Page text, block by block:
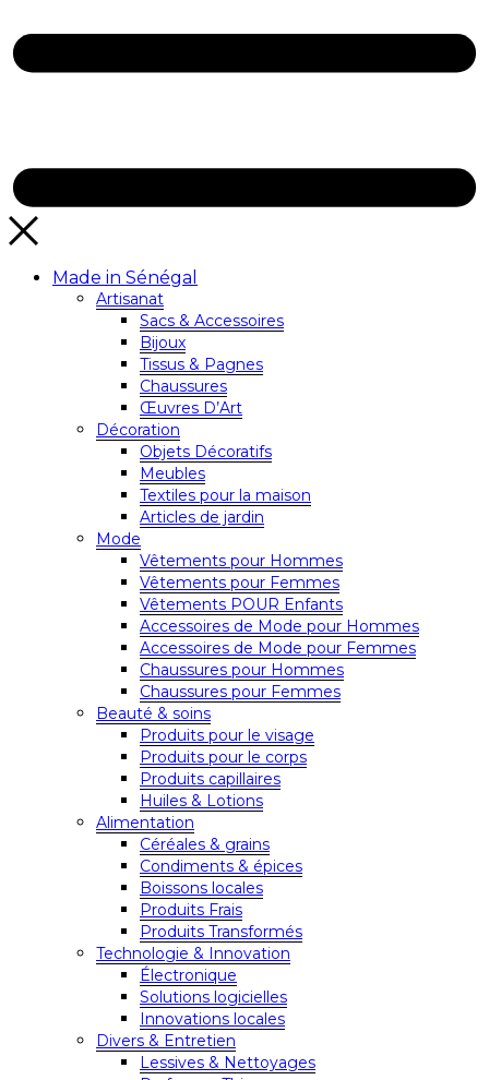
Made in Sénégal
Artisanat
Sacs & Accessoires
Bijoux
Tissus & Pagnes
Chaussures
Œuvres D’Art
Décoration
Objets Décoratifs
Meubles
Textiles pour la maison
Articles de jardin
Mode
Vêtements pour Hommes
Vêtements pour Femmes
Vêtements POUR Enfants
Accessoires de Mode pour Hommes
Accessoires de Mode pour Femmes
Chaussures pour Hommes
Chaussures pour Femmes
Beauté & soins
Produits pour le visage
Produits pour le corps
Produits capillaires
Huiles & Lotions
Alimentation
Céréales & grains
Condiments & épices
Boissons locales
Produits Frais
Produits Transformés
Technologie & Innovation
Électronique
Solutions logicielles
Innovations locales
Divers & Entretien
Lessives & Nettoyages